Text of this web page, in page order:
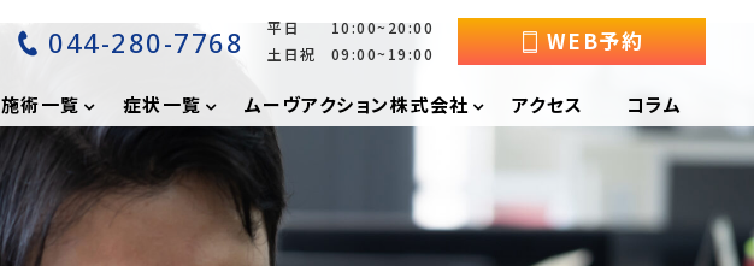
044-280-7768
平日 10:00~20:00
土日祝 09:00~19:00
WEB予約
施術一覧 症状一覧 ムーヴアクション株式会社 アクセス コラム